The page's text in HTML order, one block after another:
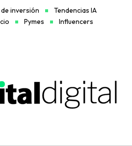
inversión
Tendencias IA
Pymes Influencers